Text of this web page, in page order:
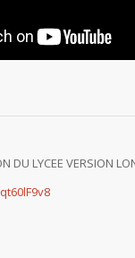
DU LYCEE VERSION